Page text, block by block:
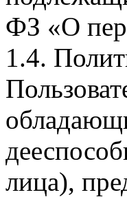
ФЗ «О
1.4.
лица),